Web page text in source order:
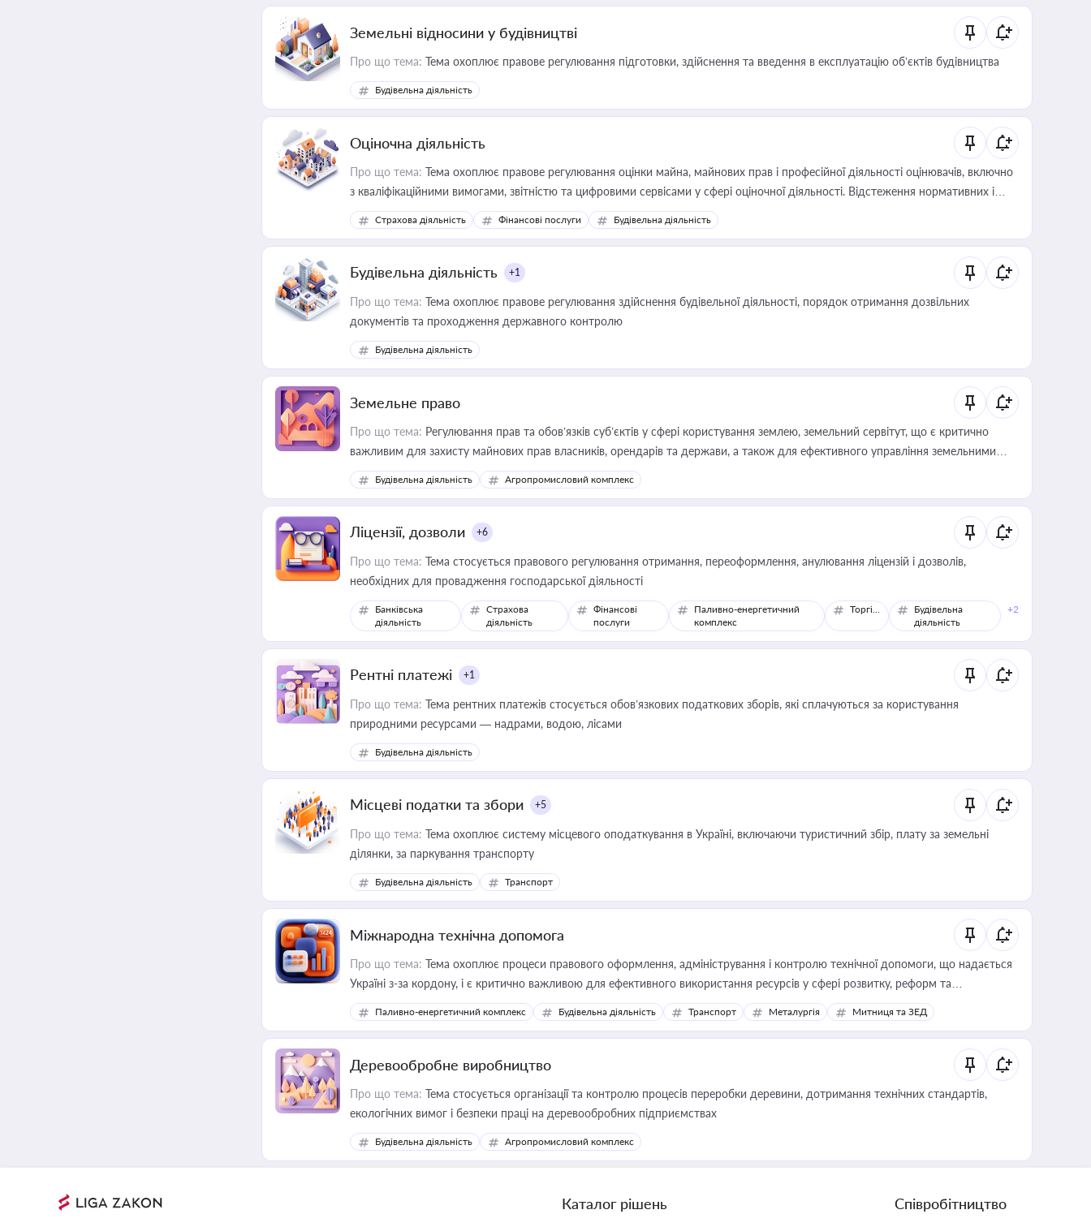
Земельні відносини у будівництві
Про що тема: Тема охоплює правове регулювання підготовки, здійснення та введення в експлуатацію об’єктів будівництва
Будівельна діяльність
Оціночна діяльність
Про що тема: Тема охоплює правове регулювання оцінки майна, майнових прав і професійної діяльності оцінювачів, включно
з кваліфікаційними вимогами, звітністю та цифровими сервісами у сфері оціночної діяльності. Відстеження нормативних і
медійних змін у цій сфері корисне для власника бізнесу, керівника, юриста або бухгалтера під час оподаткування,
приватизації, оренди державного майна, корпоративних угод і перевірки статусу суб'єктів оціночної діяльності
Страхова діяльність Фінансові послуги Будівельна діяльність
Будівельна діяльність +1
Про що тема: Тема охоплює правове регулювання здійснення будівельної діяльності, порядок отримання дозвільних
документів та проходження державного контролю
Будівельна діяльність
Земельне право
Про що тема: Регулювання прав та обов’язків суб’єктів у сфері користування землею, земельний сервітут, що є критично
важливим для захисту майнових прав власників, орендарів та держави, а також для ефективного управління земельними
ресурсами
Будівельна діяльність Агропромисловий комплекс
Ліцензії, дозволи +6
Про що тема: Тема стосується правового регулювання отримання, переоформлення, анулювання ліцензій і дозволів,
необхідних для провадження господарської діяльності
Банківська
діяльність
Страхова
діяльність
Фінансові
послуги
Паливно-енергетичний
комплекс
Торгівля
Будівельна
діяльність
+2
Рентні платежі +1
Про що тема: Тема рентних платежів стосується обов’язкових податкових зборів, які сплачуються за користування
природними ресурсами — надрами, водою, лісами
Будівельна діяльність
Місцеві податки та збори +5
Про що тема: Тема охоплює систему місцевого оподаткування в Україні, включаючи туристичний збір, плату за земельні
ділянки, за паркування транспорту
Будівельна діяльність Транспорт
Міжнародна технічна допомога
Про що тема: Тема охоплює процеси правового оформлення, адміністрування і контролю технічної допомоги, що надається
Україні з-за кордону, і є критично важливою для ефективного використання ресурсів у сфері розвитку, реформ та
інфраструктурних проєктів
Паливно-енергетичний комплекс Будівельна діяльність Транспорт Металургія Митниця та ЗЕД
Деревообробне виробництво
Про що тема: Тема стосується організації та контролю процесів переробки деревини, дотримання технічних стандартів,
екологічних вимог і безпеки праці на деревообробних підприємствах
Будівельна діяльність Агропромисловий комплекс
Каталог рішень Співробітництво